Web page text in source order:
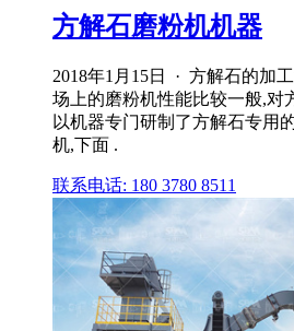
方解石磨粉机机器
2018年1月15日 · 方解石的加
场上的磨粉机性能比较一般,对
以机器专门研制了方解石专用
机,下面 .
联系电话: 180 3780 8511